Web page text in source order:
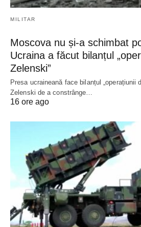
MILITAR
Moscova nu și-a schimbat
Ucraina a făcut bilanțul
Zelenski”
Presa ucraineană face bilanțul „operațiunii
Zelenski de a constrânge…
16 ore ago